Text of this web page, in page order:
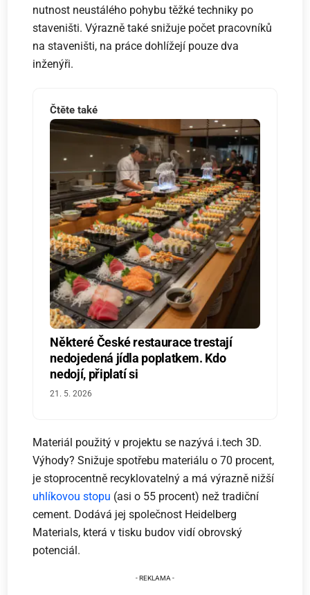
nutnost neustálého pohybu těžké techniky po
staveništi. Výrazně také snižuje počet pracovníků
na staveništi, na práce dohlížejí pouze dva
inženýři.
Čtěte také
Některé České restaurace trestají
nedojedená jídla poplatkem. Kdo
nedojí, připlatí si
21. 5. 2026
Materiál použitý v projektu se nazývá i.tech 3D.
Výhody? Snižuje spotřebu materiálu o 70 procent,
je stoprocentně recyklovatelný a má výrazně nižší
uhlíkovou stopu (asi o 55 procent) než tradiční
cement. Dodává jej společnost Heidelberg
Materials, která v tisku budov vidí obrovský
potenciál.